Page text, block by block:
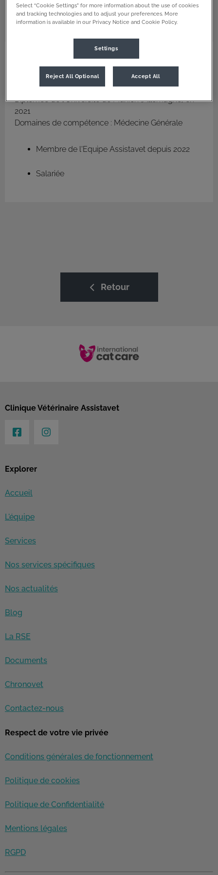
Joséphine Chatel Diplômée de l'Université
de Munich (Allemagne)
Vétérinaire
Docteur Vétérinaire
Diplômée de l'Université de Munich (Allemagne) en
2021
Domaines de compétence : Médecine Générale
Membre de l'Equipe Assistavet depuis 2022
Salariée
Retour
Explorer
Accueil
L'équipe
Services
Nos services spécifiques
Nos actualités
Blog
La RSE
Documents
Chronovet
Contactez-nous
Respect de votre vie privée
Conditions générales de fonctionnement
Politique de cookies
Politique de Confidentialité
Mentions légales
RGPD
Clinique Vétérinaire Assistavet
Select “Cookie Settings” for more information about the use of cookies
and tracking technologies and to adjust your preferences. More
information is available in our Privacy Notice and Cookie Policy.
Settings
Reject All Optional Accept All